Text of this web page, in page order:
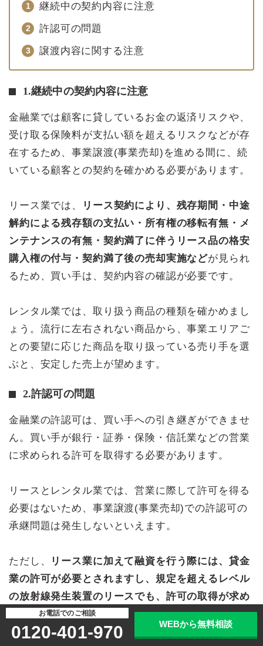
継続中の契約内容に注意
許認可の問題
譲渡内容に関する注意
1.継続中の契約内容に注意
金融業では顧客に貸しているお金の返済リスクや、
受け取る保険料が支払い額を超えるリスクなどが存
在するため、事業譲渡(事業売却)を進める間に、続
いている顧客との契約を確かめる必要があります。
リース業では、
リース契約により、残存期間・中途
解約による残存額の支払い・所有権の移転有無・メ
ンテナンスの有無・契約満了に伴うリース品の格安
購入権の付与・契約満了後の売却実施などが見られ
るため、買い手は、契約内容の確認が必要です。
レンタル業では、取り扱う商品の種類を確かめまし
ょう。流行に左右されない商品から、事業エリアご
との要望に応じた商品を取り扱っている売り手を選
ぶと、安定した売上が望めます。
2.許認可の問題
金融業の許認可は、買い手への引き継ぎができませ
ん。買い手が銀行・証券・保険・信託業などの営業
に求められる許可を取得する必要があります。
リースとレンタル業では、営業に際して許可を得る
必要はないため、事業譲渡(事業売却)での許認可の
承継問題は発生しないといえます。
ただし、
リース業に加えて融資を行う際には、貸金
業の許可が必要とされますし、規定を超えるレベル
の放射線発生装置のリースでも、許可の取得が求め
られます。お電話でのご相談
0120-401-970 WEBから無料相談